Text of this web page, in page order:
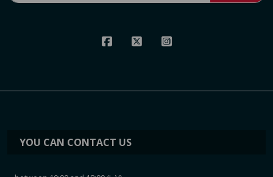
YOU CAN CONTACT US